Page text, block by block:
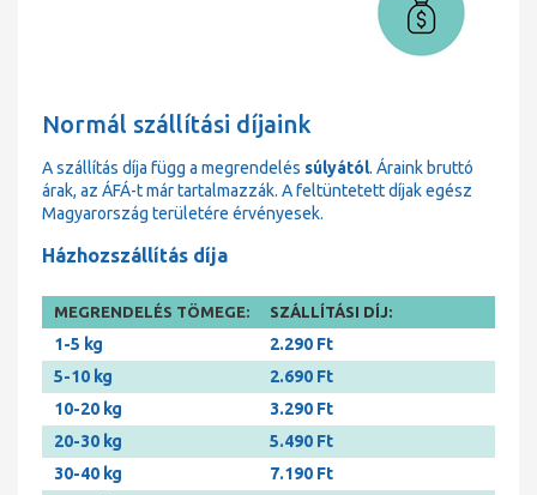
Normál szállítási díjaink
A szállítás díja függ a megrendelés súlyától. Áraink bruttó
árak, az ÁFÁ-t már tartalmazzák. A feltüntetett díjak egész
Magyarország területére érvényesek.
Házhozszállítás díja
MEGRENDELÉS TÖMEGE: SZÁLLÍTÁSI DÍJ:
1-5 kg
2.290 Ft
5-10 kg
2.690 Ft
10-20 kg
3.290 Ft
20-30 kg
5.490 Ft
30-40 kg
7.190 Ft